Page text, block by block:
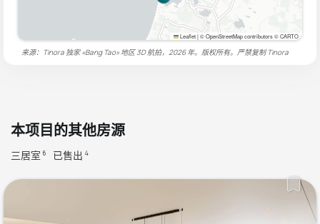
Leaflet|© OpenStreetMap contributors © CARTO
来源：Tinora 独家 «Bang Tao» 地区 3D 航拍，2026 年。版权所有。严禁复制Tinora
本项目的其他房源
三居室 6 已售出 4